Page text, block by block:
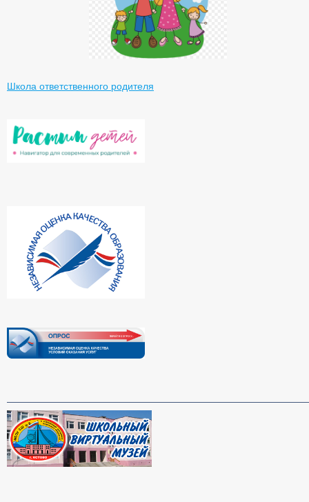
Школа ответственного родителя